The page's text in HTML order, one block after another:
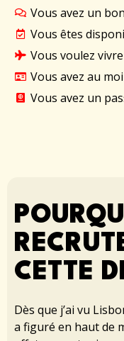
Vous avez un
Vous êtes
Vous voulez
Vous avez au
Vous avez un
CETTE
Dès que j’ai vu
a figuré en haut de